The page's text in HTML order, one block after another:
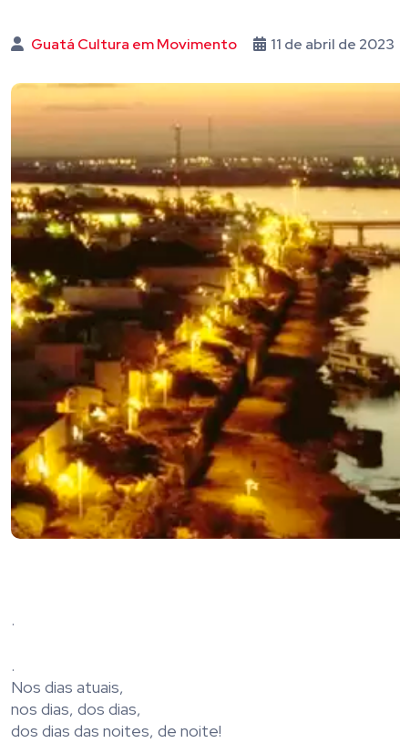
Guatá Cultura em Movimento 11 de abril de 2023
.
.
Nos dias atuais,
nos dias, dos dias,
dos dias das noites, de noite!